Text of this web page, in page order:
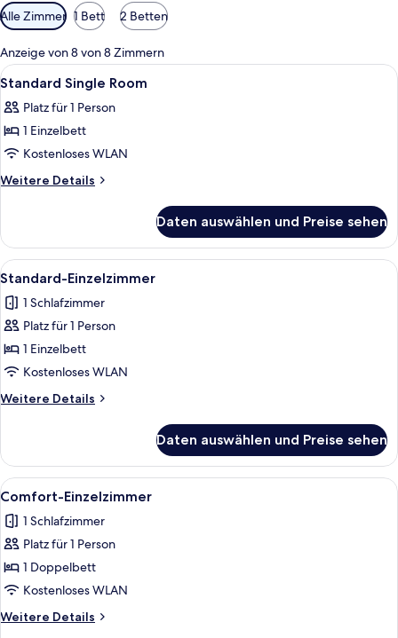
Verfügbare
Filter
für
Zimmer
Alle Zimmer 1 Bett 2 Betten
Anzeige von 8 von 8 Zimmern
Alle
Fotos
für
Standard
Single
Room
Ein modernes Badezimmer mit
1
Standard Single Room
Platz für 1 Person
1 Einzelbett
Kostenloses WLAN
Weitere Details
Weitere
Single
Room
Daten auswählen und Preise sehen
Alle
Fotos
für
Standard-
Einzelzimmer
anzeigen
Ein Einzelbett mit grauer Decke,
5
Standard-Einzelzimmer
1 Schlafzimmer
Platz für 1 Person
1 Einzelbett
Kostenloses WLAN
Weitere Details
Weitere
Einzelzimmer
Daten auswählen und Preise sehen
Alle
Fotos
für
Comfort-
Einzelzimmer
anzeigen
Ein Schlafzimmer mit einem Bett,
8
Comfort-Einzelzimmer
1 Schlafzimmer
Platz für 1 Person
1 Doppelbett
Kostenloses WLAN
Weitere Details
Weitere